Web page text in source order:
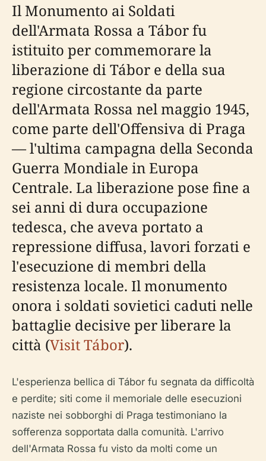
Il Monumento ai Soldati
dell'Armata Rossa a Tábor fu
istituito per commemorare la
liberazione di Tábor e della sua
regione circostante da parte
dell'Armata Rossa nel maggio 1945,
come parte dell'Offensiva di Praga
— l'ultima campagna della Seconda
Guerra Mondiale in Europa
Centrale. La liberazione pose fine a
sei anni di dura occupazione
tedesca, che aveva portato a
repressione diffusa, lavori forzati e
l'esecuzione di membri della
resistenza locale. Il monumento
onora i soldati sovietici caduti nelle
battaglie decisive per liberare la
città (Visit Tábor).
L'esperienza bellica di Tábor fu segnata da difficoltà
e perdite; siti come il memoriale delle esecuzioni
naziste nei sobborghi di Praga testimoniano la
sofferenza sopportata dalla comunità. L'arrivo
dell'Armata Rossa fu visto da molti come un